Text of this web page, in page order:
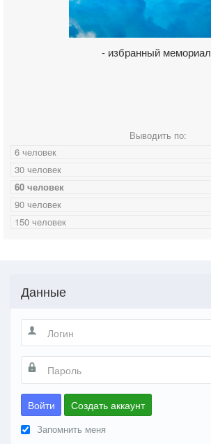
- избранный мемориал
Выводить по:
6 человек
30 человек
60 человек
90 человек
150 человек
Данные
Войти Создать аккаунт
Запомнить меня